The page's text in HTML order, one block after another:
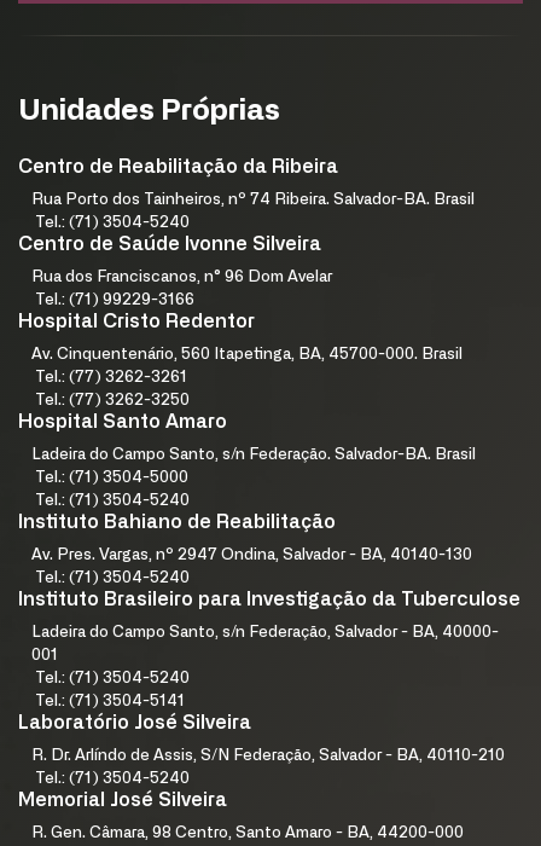
Unidades Próprias
Centro de Reabilitação da Ribeira
Rua Porto dos Tainheiros, nº 74 Ribeira. Salvador-BA. Brasil
Tel.: (71) 3504-5240
Centro de Saúde Ivonne Silveira
Rua dos Franciscanos, n° 96 Dom Avelar
Tel.: (71) 99229-3166
Hospital Cristo Redentor
Av. Cinquentenário, 560 Itapetinga, BA, 45700-000. Brasil
Tel.: (77) 3262-3261
Tel.: (77) 3262-3250
Hospital Santo Amaro
Ladeira do Campo Santo, s/n Federação. Salvador-BA. Brasil
Tel.: (71) 3504-5000
Tel.: (71) 3504-5240
Instituto Bahiano de Reabilitação
Av. Pres. Vargas, nº 2947 Ondina, Salvador - BA, 40140-130
Tel.: (71) 3504-5240
Instituto Brasileiro para Investigação da Tuberculose
Ladeira do Campo Santo, s/n Federação, Salvador - BA, 40000-
001
Tel.: (71) 3504-5240
Tel.: (71) 3504-5141
Laboratório José Silveira
R. Dr. Arlíndo de Assis, S/N Federação, Salvador - BA, 40110-210
Tel.: (71) 3504-5240
Memorial José Silveira
R. Gen. Câmara, 98 Centro, Santo Amaro - BA, 44200-000